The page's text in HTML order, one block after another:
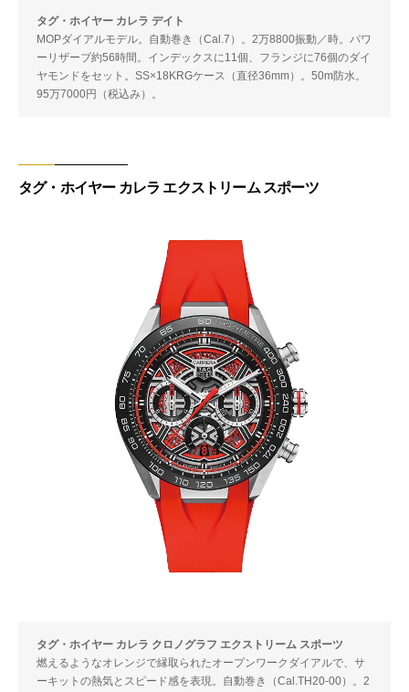
タグ・ホイヤー カレラ デイト
MOPダイアルモデル。自動巻き（Cal.7）。2万8800振動／時。パワ
ーリザーブ約56時間。インデックスに11個、フランジに76個のダイ
ヤモンドをセット。SS×18KRGケース（直径36mm）。50m防水。
95万7000円（税込み）。
タグ・ホイヤー カレラ エクストリーム スポーツ
タグ・ホイヤー カレラ クロノグラフ エクストリーム スポーツ
燃えるようなオレンジで縁取られたオープンワークダイアルで、サ
ーキットの熱気とスピード感を表現。自動巻き（Cal.TH20-00）。2